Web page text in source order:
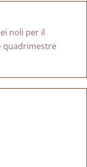
noli per il
quadrimestre